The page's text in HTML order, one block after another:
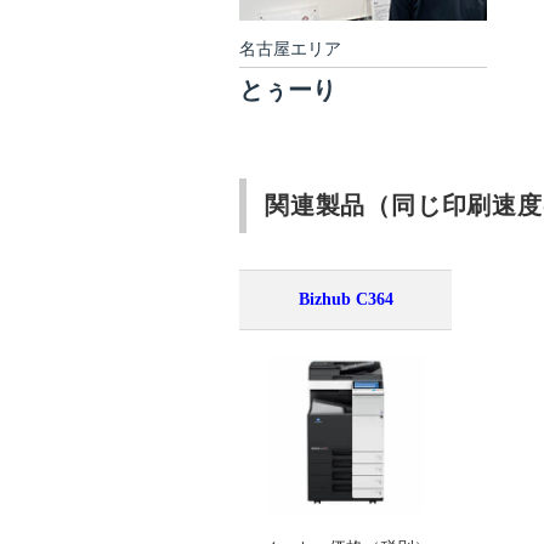
名古屋エリア
とぅーり
関連製品（同じ印刷速
Bizhub C364